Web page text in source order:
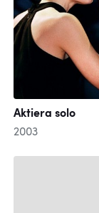
Aktiera solo
2003